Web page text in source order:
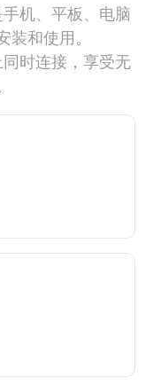
机、平板、电脑
和使用。
时连接，享受无